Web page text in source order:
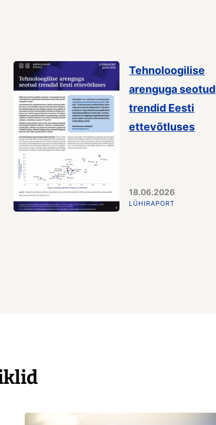
Tehnoloogilise
arenguga seotud
trendid Eesti
ettevõtluses
18.06.2026
LÜHIRAPORT